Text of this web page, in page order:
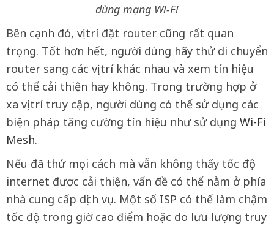
dùng mạng Wi-Fi
Bên cạnh đó, vị trí đặt router cũng rất quan
trọng. Tốt hơn hết, người dùng hãy thử di chuyển
router sang các vị trí khác nhau và xem tín hiệu
có thể cải thiện hay không. Trong trường hợp ở
xa vị trí truy cập, người dùng có thể sử dụng các
biện pháp tăng cường tín hiệu như sử dụng Wi-Fi
Mesh.
Nếu đã thử mọi cách mà vẫn không thấy tốc độ
internet được cải thiện, vấn đề có thể nằm ở phía
nhà cung cấp dịch vụ. Một số ISP có thể làm chậm
tốc độ trong giờ cao điểm hoặc do lưu lượng truy